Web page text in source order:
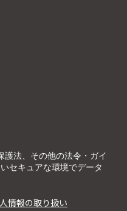
法、その他の法令・ガイ
セキュアな環境でデータ
情報の取り扱い